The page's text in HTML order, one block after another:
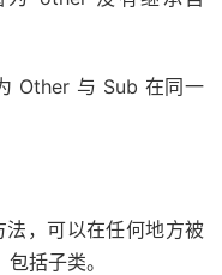
Other 与 Sub 在同一
，可以在任何地方被
括子类。